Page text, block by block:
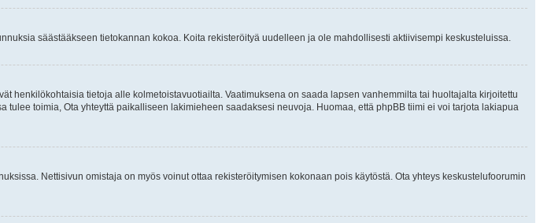
säästääkseen tietokannan kokoa. Koita rekisteröityä uudelleen ja ole mahdollisesti aktiivisempi keskusteluissa.
henkilökohtaisia tietoja alle kolmetoistavuotiailta. Vaatimuksena on saada lapsen vanhemmilta tai huoltajalta kirjoitettu
toimia, Ota yhteyttä paikalliseen lakimieheen saadaksesi neuvoja. Huomaa, että phpBB tiimi ei voi tarjota lakiapua
Nettisivun omistaja on myös voinut ottaa rekisteröitymisen kokonaan pois käytöstä. Ota yhteys keskustelufoorumin